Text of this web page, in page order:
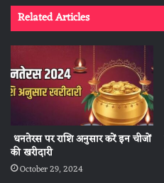
Related Articles
धनतेरस पर राशि अनुसार करें इन चीजों
की खरीदारी
October 29, 2024